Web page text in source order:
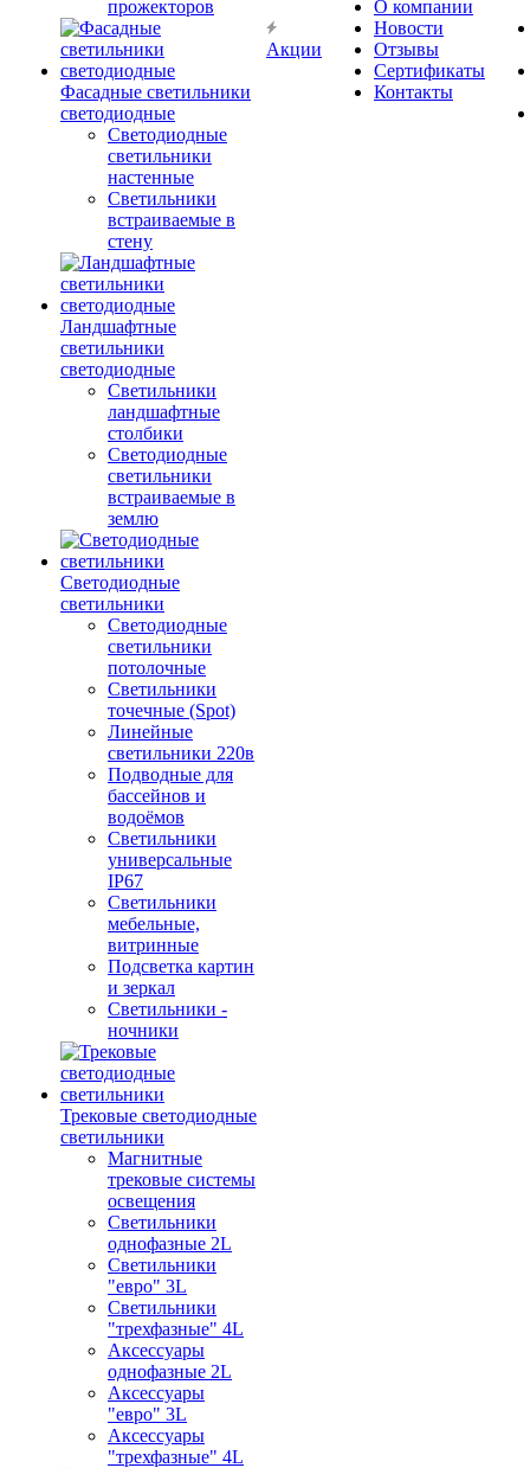
прожекторов
Фасадные светильники
светодиодные
Светодиодные
светильники
настенные
Светильники
встраиваемые в
стену
Ландшафтные
светильники
светодиодные
Светильники
ландшафтные
столбики
Светодиодные
светильники
встраиваемые в
землю
Светодиодные
светильники
Светодиодные
светильники
потолочные
Светильники
точечные (Spot)
Линейные
светильники 220в
Подводные для
бассейнов и
водоёмов
Светильники
универсальные
IP67
Светильники
мебельные,
витринные
Подсветка картин
и зеркал
Светильники -
ночники
Трековые светодиодные
светильники
Магнитные
трековые системы
освещения
Светильники
однофазные 2L
Светильники
"евро" 3L
Светильники
"трехфазные" 4L
Аксессуары
однофазные 2L
Аксессуары
"евро" 3L
Аксессуары
"трехфазные" 4L
Акции
О компании
Новости
Отзывы
Сертификаты
Контакты